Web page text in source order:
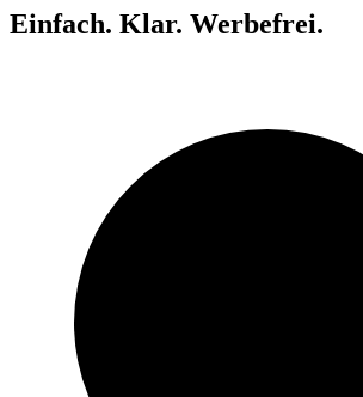
Einfach. Klar. Werbefrei.